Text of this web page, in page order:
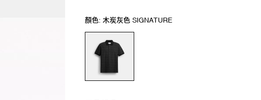
顏色: 木炭灰色 SIGNATURE